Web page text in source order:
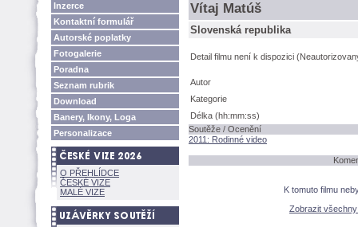
Inzerce
Kontaktní formulář
Autorské poplatky
Fotogalerie
Poradna
Seznam rubrik
Download
Banery, Ikony, Loga
Personalizace
O PŘEHLÍDCE
ČESKÉ VIZE
MALÉ VIZE
Vítaj Matú
Slovenská republika
Detail filmu není k dispozici
Autor
Kategorie
Délka (hh:mm:ss)
Soutěže / Ocenění
2011: Rodinné video
K tomuto filmu
Zobrazit